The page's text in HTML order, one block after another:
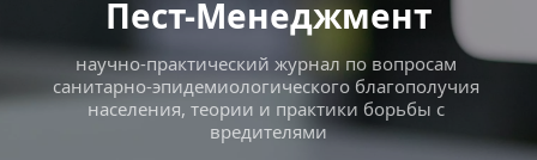
Пест-Менеджмент
научно-практический журнал по вопросам
санитарно-эпидемиологического благополучия
населения, теории и практики борьбы с
вредителями